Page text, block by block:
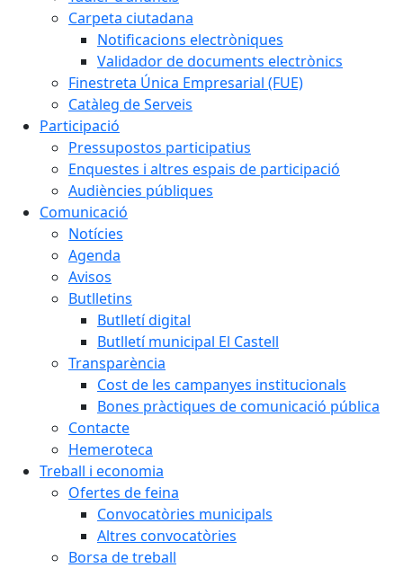
Carpeta ciutadana
Notificacions electròniques
Validador de documents electrònics
Finestreta Única Empresarial (FUE)
Catàleg de Serveis
Participació
Pressupostos participatius
Enquestes i altres espais de participació
Audiències públiques
Comunicació
Notícies
Agenda
Avisos
Butlletins
Butlletí digital
Butlletí municipal El Castell
Transparència
Cost de les campanyes institucionals
Bones pràctiques de comunicació pública
Contacte
Hemeroteca
Treball i economia
Ofertes de feina
Convocatòries municipals
Altres convocatòries
Borsa de treball